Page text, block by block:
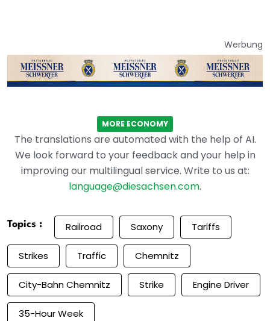
Werbung
MORE ECONOMY
The translations are automated with the help of AI.
We look forward to your feedback and your help in
improving our multilingual service. Write to us at:
language@diesachsen.com.
Topics : Railroad Saxony Tariffs
Strikes Traffic Chemnitz
City-Bahn Chemnitz Strike Engine Driver
35-Hour Week